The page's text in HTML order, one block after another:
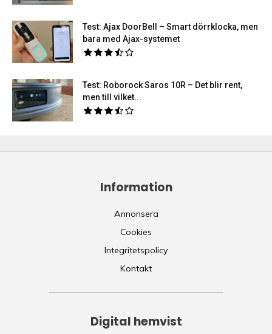
Test: Ajax DoorBell – Smart dörrklocka, men
bara med Ajax-systemet
Test: Roborock Saros 10R – Det blir rent,
men till vilket...
Information
Annonsera
Cookies
Integritetspolicy
Kontakt
Digital hemvist